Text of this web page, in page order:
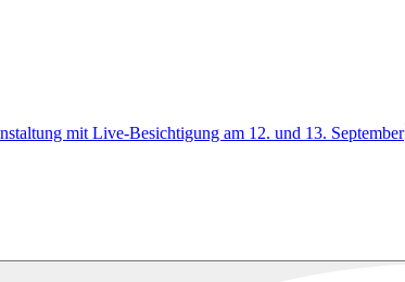
mit Live-Besichtigung am 12. und 13. September